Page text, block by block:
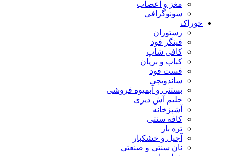
مغز و اعصاب
سونوگرافی
خوراک
رستوران
فینگر فود
کافی شاپ
کباب و بریان
فست فود
ساندویچی
بستنی و آبمیوه فروشی
حلیم آش دیزی
آشپزخانه
کافه سنتی
تره بار
آجیل و خشکبار
نان سنتی و صنعتی